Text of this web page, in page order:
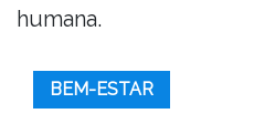
humana.
BEM-ESTAR